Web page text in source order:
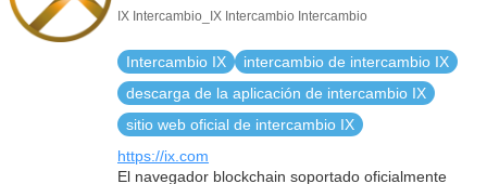
IX Intercambio_IX Intercambio Intercambio
Intercambio IX
intercambio de intercambio IX
descarga de la aplicación de intercambio IX
sitio web oficial de intercambio IX
https://ix.com
El navegador blockchain soportado oficialmente